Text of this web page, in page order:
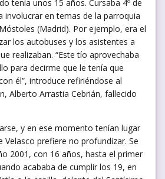
tenía unos 15 años. Cursaba 4º de
involucrar en temas de la parroquia
(Madrid). Por ejemplo, era el
los autobuses y los asistentes a
realizaban. “Este tío aprovechaba
para decirme que le tenía que
él”, introduce refiriéndose al
Alberto Arrastia Cebrián, fallecido
y en ese momento tenían lugar
Velasco prefiere no profundizar. Se
2001, con 16 años, hasta el primer
acababa de cumplir los 19, en